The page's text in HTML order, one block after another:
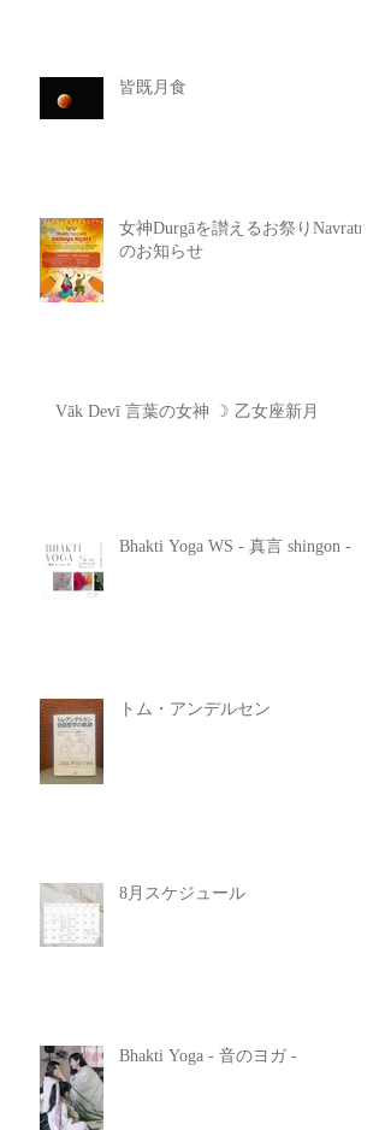
皆既月食
女神Durgāを讃えるお祭りNavratri
のお知らせ
Vāk Devī 言葉の女神 ☽ 乙女座新月
Bhakti Yoga WS - 真言 shingon -
トム・アンデルセン
8月スケジュール
Bhakti Yoga - 音のヨガ -